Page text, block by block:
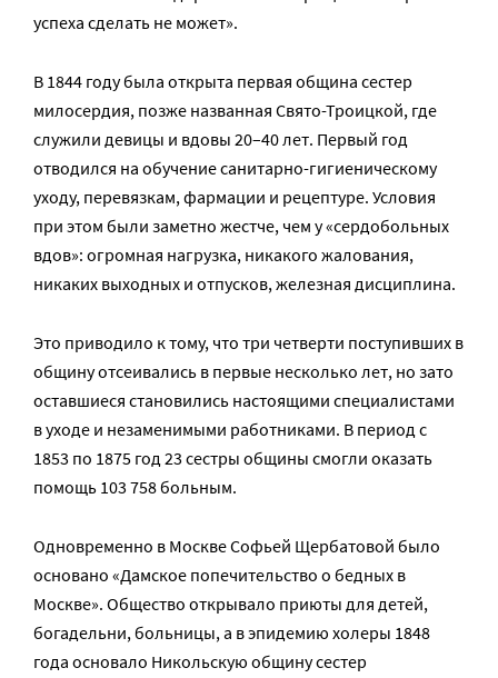
успеха сделать не может».
В 1844 году была открыта первая община сестер
милосердия, позже названная Свято-Троицкой, где
служили девицы и вдовы 20–40 лет. Первый год
отводился на обучение санитарно-гигиеническому
уходу, перевязкам, фармации и рецептуре. Условия
при этом были заметно жестче, чем у «сердобольных
вдов»: огромная нагрузка, никакого жалования,
никаких выходных и отпусков, железная дисциплина.
Это приводило к тому, что три четверти поступивших в
общину отсеивались в первые несколько лет, но зато
оставшиеся становились настоящими специалистами
в уходе и незаменимыми работниками. В период с
1853 по 1875 год 23 сестры общины смогли оказать
помощь 103 758 больным.
Одновременно в Москве Софьей Щербатовой было
основано «Дамское попечительство о бедных в
Москве». Общество открывало приюты для детей,
богадельни, больницы, а в эпидемию холеры 1848
года основало Никольскую общину сестер